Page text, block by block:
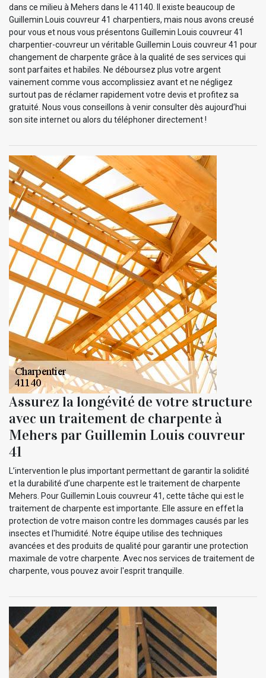
dans ce milieu à Mehers dans le 41140. Il existe beaucoup de
Guillemin Louis couvreur 41 charpentiers, mais nous avons creusé
pour vous et nous vous présentons Guillemin Louis couvreur 41
charpentier-couvreur un véritable Guillemin Louis couvreur 41 pour
changement de charpente grâce à la qualité de ses services qui
sont parfaites et habiles. Ne déboursez plus votre argent
vainement comme vous accomplissiez avant et ne négligez
surtout pas de réclamer rapidement votre devis et profitez sa
gratuité. Nous vous conseillons à venir consulter dès aujourd’hui
son site internet ou alors du téléphoner directement !
Assurez la longévité de votre structure
avec un traitement de charpente à
Mehers par Guillemin Louis couvreur
41
L’intervention le plus important permettant de garantir la solidité
et la durabilité d’une charpente est le traitement de charpente
Mehers. Pour Guillemin Louis couvreur 41, cette tâche qui est le
traitement de charpente est importante. Elle assure en effet la
protection de votre maison contre les dommages causés par les
insectes et l'humidité. Notre équipe utilise des techniques
avancées et des produits de qualité pour garantir une protection
maximale de votre charpente. Avec nos services de traitement de
charpente, vous pouvez avoir l'esprit tranquille.